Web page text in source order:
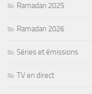
Ramadan 2025
Ramadan 2026
Séries et émissions
TV en direct